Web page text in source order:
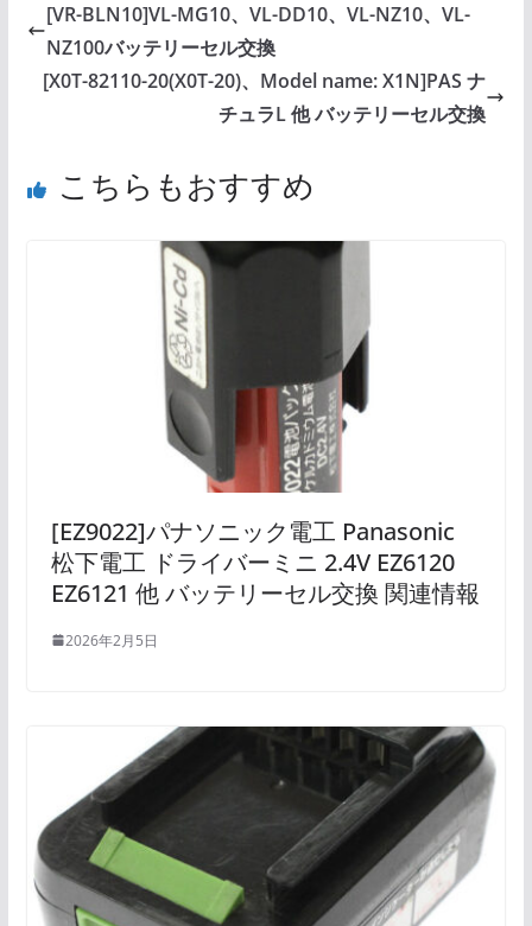
[VR-BLN10]VL-MG10、VL-DD10、VL-NZ10、VL-
NZ100バッテリーセル交換
[X0T-82110-20(X0T-20)、Model name: X1N]PAS ナ
チュラL 他 バッテリーセル交換
こちらもおすすめ
[EZ9022]パナソニック電工 Panasonic
松下電工 ドライバーミニ 2.4V EZ6120
EZ6121 他 バッテリーセル交換 関連情報
2026年2月5日